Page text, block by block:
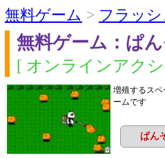
無料ゲーム > フラッ
無料ゲーム：ぱ
[ オンラインアク
増殖するス
ームです
ぱん